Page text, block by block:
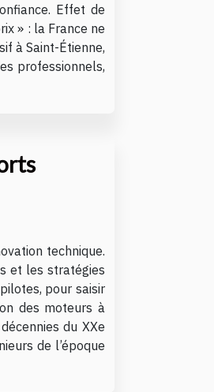
Effet de
» : la France ne
à Saint-Étienne,
professionnels,
technique.
et les stratégies
pour saisir
des moteurs à
du XXe
de l’époque